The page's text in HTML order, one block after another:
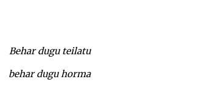
Behar dugu teilatu
behar dugu horma